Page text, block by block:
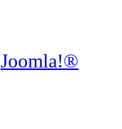
Joomla!®